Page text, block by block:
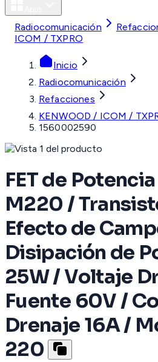
Radiocomunicación
ICOM / TXPRO
Inicio
Radiocomunicación
Refacciones
KENWOOD / ICOM /
1560002590
FET de
M220 /
Efecto de
Disipación de
25W / Voltaje
Fuente 60V /
Drenaje 16A /
220